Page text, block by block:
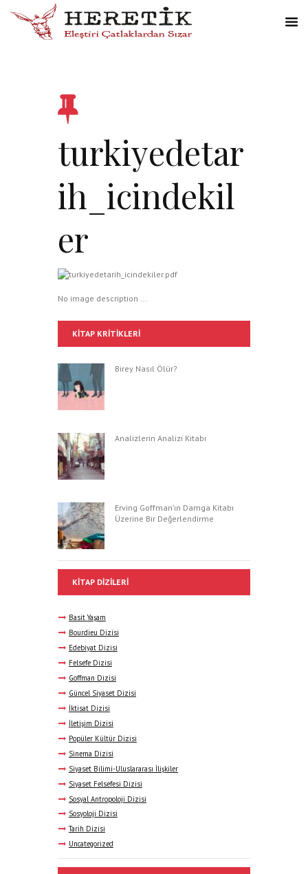
turkiyedetar
ih_icindekil
er
No image description ...
KITAP KRITIKLERI
Birey Nasıl Ölür?
Analizlerin Analizi Kitabı
Erving Goffman’ın Damga Kitabı
Üzerine Bir Değerlendirme
KITAP DIZILERI
Basit Yaşam
Bourdieu Dizisi
Edebiyat Dizisi
Felsefe Dizisi
Goffman Dizisi
Güncel Siyaset Dizisi
İktisat Dizisi
İletişim Dizisi
Popüler Kültür Dizisi
Sinema Dizisi
Siyaset Bilimi-Uluslararası İlişkiler
Siyaset Felsefesi Dizisi
Sosyal Antropoloji Dizisi
Sosyoloji Dizisi
Tarih Dizisi
Uncategorized